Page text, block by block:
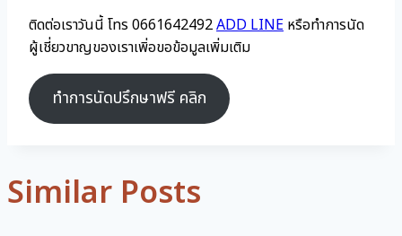
ติดต่อเราวันนี้ โทร 0661642492ADD LINE หรือทำการนัด
ผู้เชี่ยวขาญของเราเพิ่อขอข้อมูลเพิ่มเติม
ทำการนัดปรึกษาฟรี คลิก
Similar Posts